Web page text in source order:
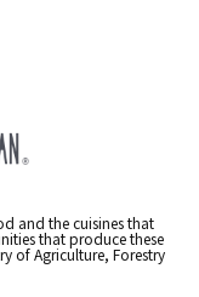
and the cuisines that
that produce these
of Agriculture, Forestry